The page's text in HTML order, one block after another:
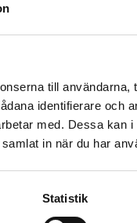
till användarna,
identifierare och
med. Dessa kan
in när du har
Statistik